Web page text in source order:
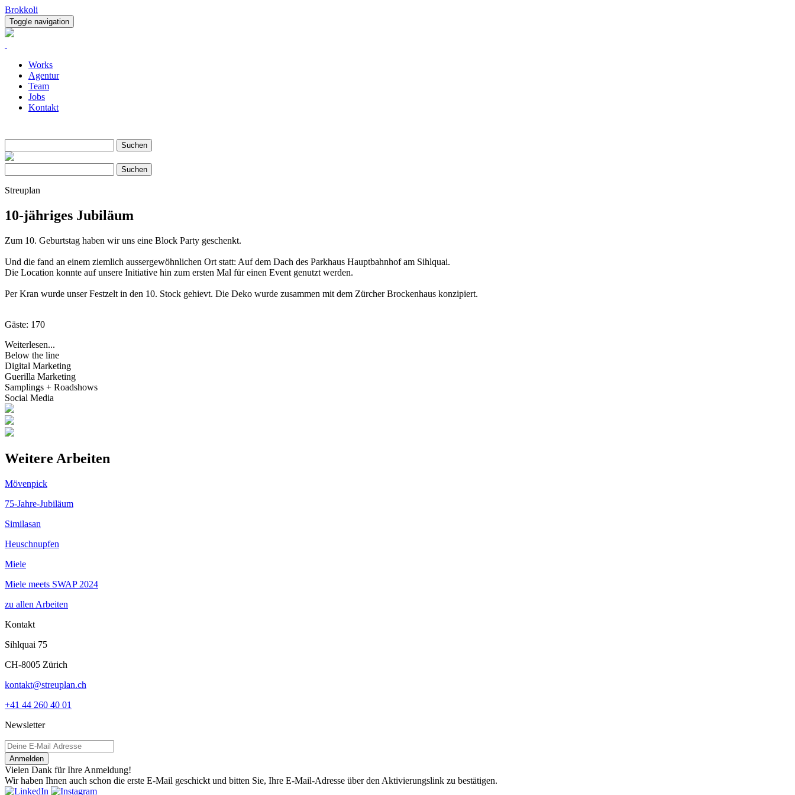
Brokkoli
Toggle navigation
Works
Agentur
Team
Jobs
Kontakt
Suchen
Suchen
Streuplan
10-jähriges Jubiläum
Zum 10. Geburtstag haben wir uns eine Block Party geschenkt.
Und die fand an einem ziemlich aussergewöhnlichen Ort statt: Auf dem Dach des Parkhaus Hauptbahnhof am Sihlquai.
Die Location konnte auf unsere Initiative hin zum ersten Mal für einen Event genutzt werden.
Per Kran wurde unser Festzelt in den 10. Stock gehievt. Die Deko wurde zusammen mit dem Zürcher Brockenhaus konzipiert.
Gäste: 170
Weiterlesen...
Below the line
Digital Marketing
Guerilla Marketing
Samplings + Roadshows
Social Media
Weitere Arbeiten
Mövenpick
75-Jahre-Jubiläum
Similasan
Heuschnupfen
Miele
Miele meets SWAP 2024
zu allen Arbeiten
Kontakt
Sihlquai 75
CH-8005 Zürich
kontakt@streuplan.ch
+41 44 260 40 01
Newsletter
Anmelden
Vielen Dank für Ihre Anmeldung!
Wir haben Ihnen auch schon die erste E-Mail geschickt und bitten Sie, Ihre E-Mail-Adresse über den Aktivierungslink zu bestätigen.